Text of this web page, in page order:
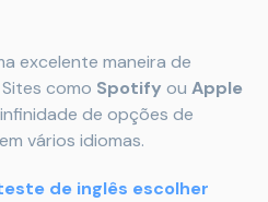
excelente maneira de
como Spotify ou Apple
de opções de
vários idiomas.
de inglês escolher